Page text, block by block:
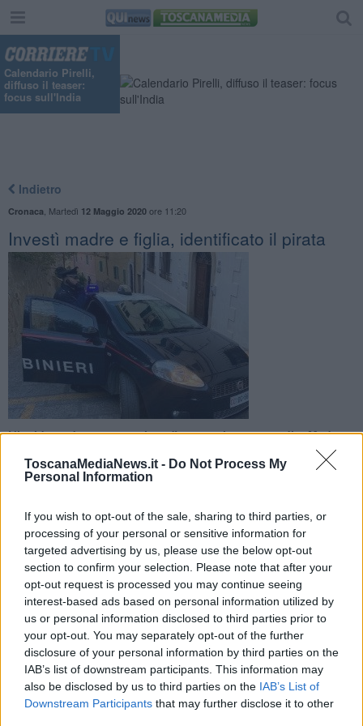
ToscanaMediaNews.it - Do Not Process My
Personal Information
If you wish to opt-out of the sale, sharing to third parties, or
processing of your personal or sensitive information for
targeted advertising by us, please use the below opt-out
section to confirm your selection. Please note that after your
opt-out request is processed you may continue seeing
interest-based ads based on personal information utilized by
us or personal information disclosed to third parties prior to
your opt-out. You may separately opt-out of the further
disclosure of your personal information by third parties on the
IAB’s list of downstream participants. This information may
also be disclosed by us to third parties on the IAB’s List of
Downstream Participants that may further disclose it to other
Calendario Pirelli,
diffuso il teaser:
focus sull'India
Indietro
Cronaca Martedì 12 Maggio 2020ore 11:20
​Investì madre e figlia, identificato il pirata
L’incidente è avvenuto giovedì scorso in zona stadio. Madre e
piccola erano finite in ospedale. Dopo giorni di indagini il
colpevole è stato trovato
CASCIANA TERME LARI —Giovedì scorso madre e figlia
neonata, la piccola era nel passeggino, sono state investite in zona
stadio a Casciana Terme poco prima dell’ora di cena da un
furgone. Il conducente è poi fuggito.
Dopo giorni di indagini i carabinieri di Pontedera e quelli di
Casciana Terme hanno trovato il pirata della strada.